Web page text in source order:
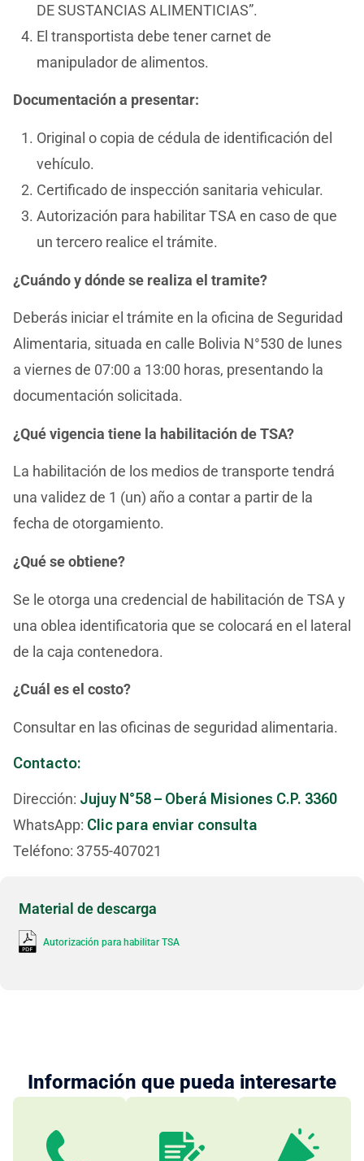
DE SUSTANCIAS ALIMENTICIAS”.
El transportista debe tener carnet de
manipulador de alimentos.
Documentación a presentar:
Original o copia de cédula de identificación del
vehículo.
Certificado de inspección sanitaria vehicular.
Autorización para habilitar TSA en caso de que
un tercero realice el trámite.
¿Cuándo y dónde se realiza el tramite?
Deberás iniciar el trámite en la oficina de Seguridad
Alimentaria, situada en calle Bolivia N°530 de lunes
a viernes de 07:00 a 13:00 horas, presentando la
documentación solicitada.
¿Qué vigencia tiene la habilitación de TSA?
La habilitación de los medios de transporte tendrá
una validez de 1 (un) año a contar a partir de la
fecha de otorgamiento.
¿Qué se obtiene?
Se le otorga una credencial de habilitación de TSA y
una oblea identificatoria que se colocará en el lateral
de la caja contenedora.
¿Cuál es el costo?
Consultar en las oficinas de seguridad alimentaria.
Contacto:
Dirección: Jujuy N°58 – Oberá Misiones C.P. 3360
WhatsApp: Clic para enviar consulta
Teléfono: 3755-407021
Material de descarga
Autorización para habilitar TSA
Información que pueda interesarte